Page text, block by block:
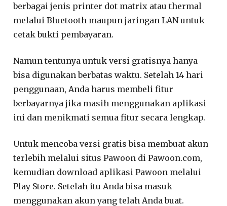
berbagai jenis printer dot matrix atau thermal
melalui Bluetooth maupun jaringan LAN untuk
cetak bukti pembayaran.
Namun tentunya untuk versi gratisnya hanya
bisa digunakan berbatas waktu. Setelah 14 hari
penggunaan, Anda harus membeli fitur
berbayarnya jika masih menggunakan aplikasi
ini dan menikmati semua fitur secara lengkap.
Untuk mencoba versi gratis bisa membuat akun
terlebih melalui situs Pawoon di Pawoon.com,
kemudian download aplikasi Pawoon melalui
Play Store. Setelah itu Anda bisa masuk
menggunakan akun yang telah Anda buat.